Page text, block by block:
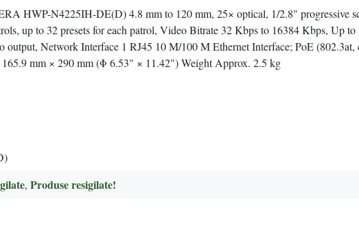
HWP-N4225IH-DE(D) 4.8 mm to 120 mm, 25× optical, 1/2.8"
up to 32 presets for each patrol, Video Bitrate 32 Kbps to 16384 Kbps, Up
output, Network Interface 1 RJ45 10 M/100 M Ethernet Interface; PoE
mm × 290 mm (Φ 6.53" × 11.42") Weight Approx. 2.5 kg
, Produse resigilate!